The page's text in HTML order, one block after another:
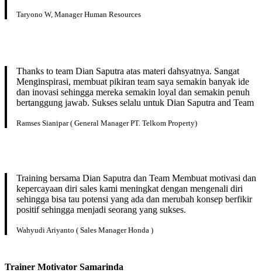
Taryono W, Manager Human Resources
Thanks to team Dian Saputra atas materi dahsyatnya. Sangat
Menginspirasi, membuat pikiran team saya semakin banyak ide
dan inovasi sehingga mereka semakin loyal dan semakin penuh
bertanggung jawab. Sukses selalu untuk Dian Saputra and Team
Ramses Sianipar ( General Manager PT. Telkom Property)
Training bersama Dian Saputra dan Team Membuat motivasi dan
kepercayaan diri sales kami meningkat dengan mengenali diri
sehingga bisa tau potensi yang ada dan merubah konsep berfikir
positif sehingga menjadi seorang yang sukses.
Wahyudi Ariyanto ( Sales Manager Honda )
Trainer Motivator Samarinda